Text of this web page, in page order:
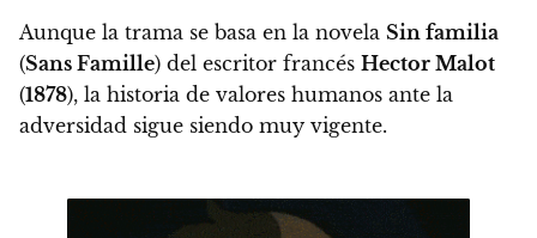
Aunque la trama se basa en la novela Sin familia
(Sans Famille) del escritor francés Hector Malot
(1878), la historia de valores humanos ante la
adversidad sigue siendo muy vigente.